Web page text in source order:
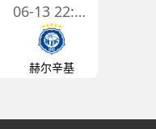
06-13 22:00
赫尔辛基